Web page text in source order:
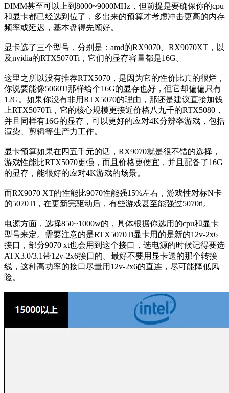
DIMM甚至可以上到8000~9000MHz，但前提是要确保你的cpu
和显卡都已经选到位了，多出来的预算才考虑冲击更高的内存
频率或延迟，基本盘得先顾好。
显卡选了三个型号，分别是：amd的RX9070、RX9070XT，以
及nvidia的RTX5070Ti，它们的显存容量都是16G。
这里之所以没有推荐RTX5070，是因为它的性价比真的很烂，
你说要能像5060Ti那样给个16G的显存也好，但它却偏偏只有
12G。如果你没有非用RTX5070的理由，那还是建议直接加钱
上RTX5070Ti，它的核心规模更接近价格八九千的RTX5080，
并且同样有16G的显存，可以更好的应对4K分辨率游戏，包括
渲染、剪辑等生产力工作。
显卡预算如果在四五千元的话，RX9070就是很不错的选择，
游戏性能比RTX5070更强，而且价格更便宜，并且配备了16G
的显存，能很好的应对4K游戏的场景。
而RX9070 XT的性能比9070性能强15%左右，游戏性对标N卡
的5070Ti，在更新完驱动后，有些游戏甚至能强过5070ti。
电源方面，选择850~1000w的，具体根据你选用的cpu和显卡
型号来定。需要注意的是RTX5070Ti显卡用的是新的12v-2x6
接口，部分9070 xt也会用到这个接口，选电源的时候记得要选
ATX3.0/3.1带12v-2x6接口的。最好不要用显卡送的那个转接
线，这种高功率的接口尽量用12v-2x6的直连，尽可能降低风
险。